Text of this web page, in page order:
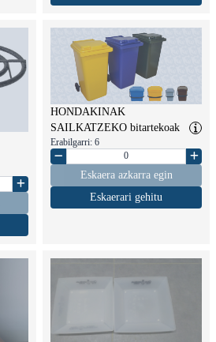
HONDAKINAK
SAILKATZEKO bitartekoak
Erabilgarri: 6
Eskaera azkarra egin
Eskaerari gehitu